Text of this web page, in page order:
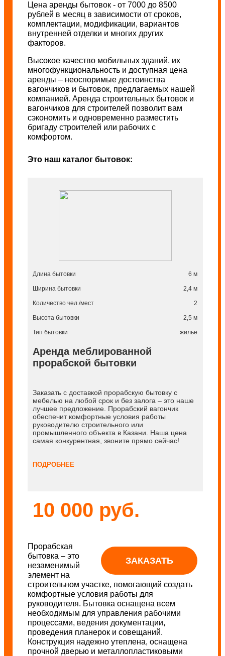
Цена аренды бытовок - от 7000 до 8500
рублей в месяц в зависимости от сроков,
комплектации, модификации, вариантов
внутренней отделки и многих других
факторов.
Высокое качество мобильных зданий, их
многофункциональность и доступная цена
аренды – неоспоримые достоинства
вагончиков и бытовок, предлагаемых нашей
компанией. Аренда строительных бытовок и
вагончиков для строителей позволит вам
сэкономить и одновременно разместить
бригаду строителей или рабочих с
комфортом.
Это наш каталог бытовок:
Длина бытовки 6 м
Ширина бытовки 2,4 м
Количество чел./мест 2
Высота бытовки 2,5 м
Тип бытовки жилье
Аренда меблированной
прорабской бытовки
Заказать с доставкой прорабскую бытовку с
мебелью на любой срок и без залога – это наше
лучшее предложение. Прорабский вагончик
обеспечит комфортные условия работы
руководителю строительного или
промышленного объекта в Казани. Наша цена
самая конкурентная, звоните прямо сейчас!
ПОДРОБНЕЕ
10 000 руб.
ЗАКАЗАТЬ
Прорабская
бытовка – это
незаменимый
элемент на
строительном участке, помогающий создать
комфортные условия работы для
руководителя. Бытовка оснащена всем
необходимым для управления рабочими
процессами, ведения документации,
проведения планерок и совещаний.
Конструкция надежно утеплена, оснащена
прочной дверью и металлопластиковыми